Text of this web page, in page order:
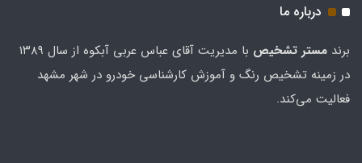
درباره ما
برند مستر تشخيص
با مدیریت آقای عباس عربی آبکوه از سال ۱۳۸۹
در زمینه تشخیص رنگ و آموزش کارشناسی خودرو در شهر مشهد
فعالیت می‌کند.